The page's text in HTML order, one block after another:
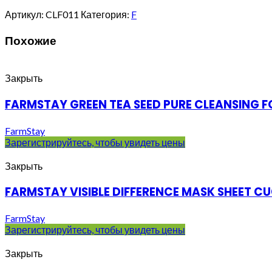
Артикул: CLF011 Категория: F
Похожие
Закрыть
FARMSTAY GREEN TEA SEED PURE CLEANSING
FarmStay
Зарегистрируйтесь, чтобы увидеть цены
Закрыть
FARMSTAY VISIBLE DIFFERENCE MASK SHEET
FarmStay
Зарегистрируйтесь, чтобы увидеть цены
Закрыть